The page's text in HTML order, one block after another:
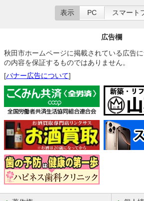
表示 PC スマート
広告欄
秋田市ホームページに掲載されている広告
の内容を保証するものではありません。
[バナー広告について]